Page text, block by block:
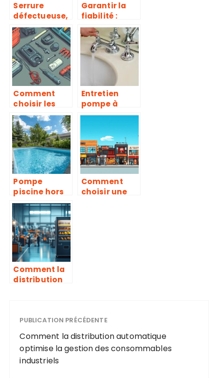
Serrure
défectueuse,
les réflexes à
adopter!
Garantir la
fiabilité :
décryptage
de la
maintenance
des RIA
Comment
choisir les
composants
indispensabl
es pour un
raccordemen
t électrique
fiable
Entretien
pompe à
chaleur : le
performance
durable
Pompe
piscine hors
sol : conseils
pour une eau
cristalline
sans tracas
d’entretien
Comment
choisir une
Comment la
distribution
consommabl
es industriels
PUBLICATION PRÉCÉDENTE
Comment la distribution automatique
optimise la gestion des consommables
industriels